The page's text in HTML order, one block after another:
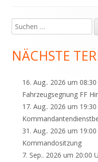
Haupt-
Seitenleiste
Suchen
nach:
NÄCHSTE
16. Aug.. 2026 um 08:30
Fahrzeugsegnung FF
17. Aug.. 2026 um 19:30
31. Aug.. 2026 um 19:00
Kommandositzung
7. Sep.. 2026 um 20:00